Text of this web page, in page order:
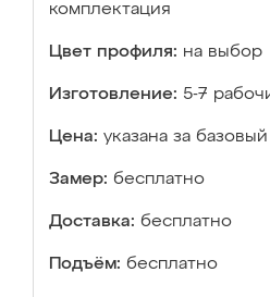
комплектация
Цвет профиля: на выбор
Изготовление: 5-7
Цена: указана за
Замер: бесплатно
Доставка: бесплатно
Подъём: бесплатно